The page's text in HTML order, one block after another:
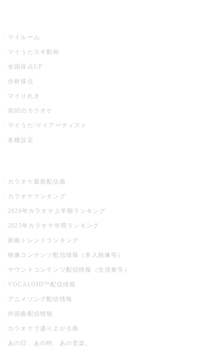
マイルーム
マイうたスキ動画
全国採点GP
分析採点
マイりれき
前回のカラオケ
マイうた/マイアーティスト
各種設定
カラオケ最新配信曲
カラオケランキング
2026年カラオケ上半期ランキング
2025年カラオケ年間ランキング
新曲トレンドランキング
映像コンテンツ配信情報（本人映像等）
サウンドコンテンツ配信情報（生演奏等）
VOCALOID™配信情報
アニメソング配信情報
外国曲配信情報
カラオケで盛り上がる曲
あの日、あの時、あの音楽。